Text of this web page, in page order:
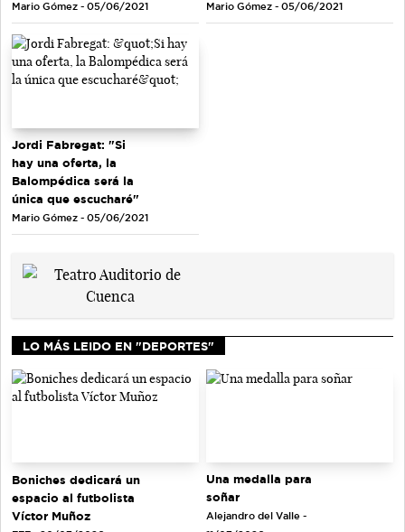
Mario Gómez - 05/06/2021 Mario Gómez - 05/06/2021
Jordi Fabregat: "Si
hay una oferta, la
Balompédica será la
única que escucharé"
Mario Gómez - 05/06/2021
LO MÁS LEIDO EN "DEPORTES"
Boniches dedicará un
espacio al futbolista
Víctor Muñoz
Una medalla para
soñar
Alejandro del Valle -